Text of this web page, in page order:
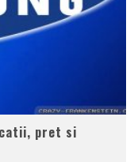
pret si